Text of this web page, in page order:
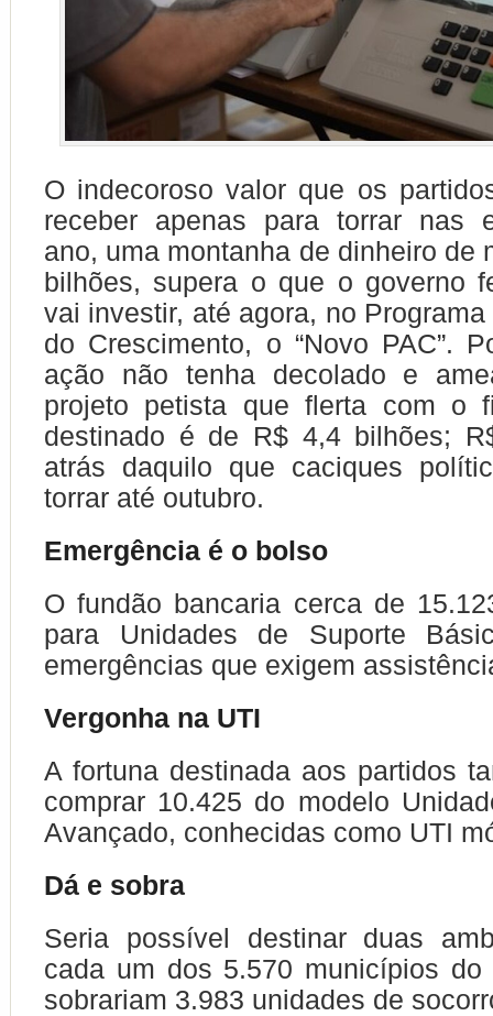
O indecoroso valor que os
receber apenas para torrar nas
ano, uma montanha de dinheiro de
bilhões, supera o que o governo
vai investir, até agora, no
do Crescimento, o “Novo PAC”.
ação não tenha decolado e
projeto petista que flerta com o
destinado é de R$ 4,4 bilhões;
atrás daquilo que caciques
torrar até outubro.
Emergência é o bolso
O fundão bancaria cerca de
para Unidades de Suporte
emergências que exigem
Vergonha na UTI
A fortuna destinada aos partidos
comprar 10.425 do modelo
Avançado, conhecidas como UTI
Dá e sobra
Seria possível destinar duas
cada um dos 5.570 municípios
sobrariam 3.983 unidades de